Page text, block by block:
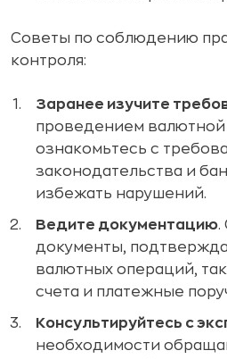
Советы по соблюдению
контроля:
Заранее изучите
проведением
ознакомьтесь с
законодательства и
избежать нарушений.
Ведите документацию.
документы,
валютных операций,
счета и платежные
Консультируйтесь с
необходимости